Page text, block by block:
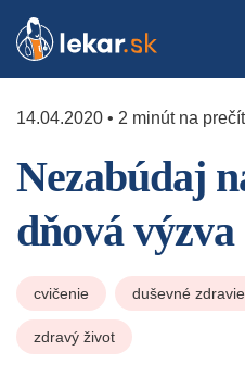
14.04.2020 • 2 minút na
Nezabúdaj
dňová výzva
cvičenie duševné zdravie
zdravý život